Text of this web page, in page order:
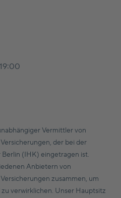
Vermittler von
der bei der
(IHK) eingetragen ist.
Anbietern von
zusammen, um
verwirklichen. Unser Hauptsitz